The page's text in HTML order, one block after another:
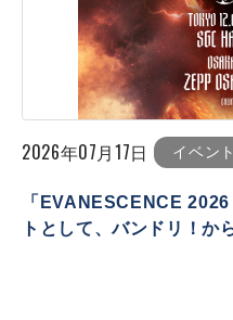
2026年07月17日 イベント
「EVANESCENCE
トとして、バンドリ！